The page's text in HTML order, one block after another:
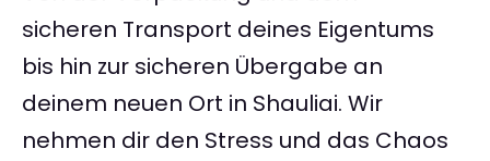
sicheren Transport deines Eigentums
bis hin zur sicheren Übergabe an
deinem neuen Ort in Shauliai. Wir
nehmen dir den Stress und das Chaos